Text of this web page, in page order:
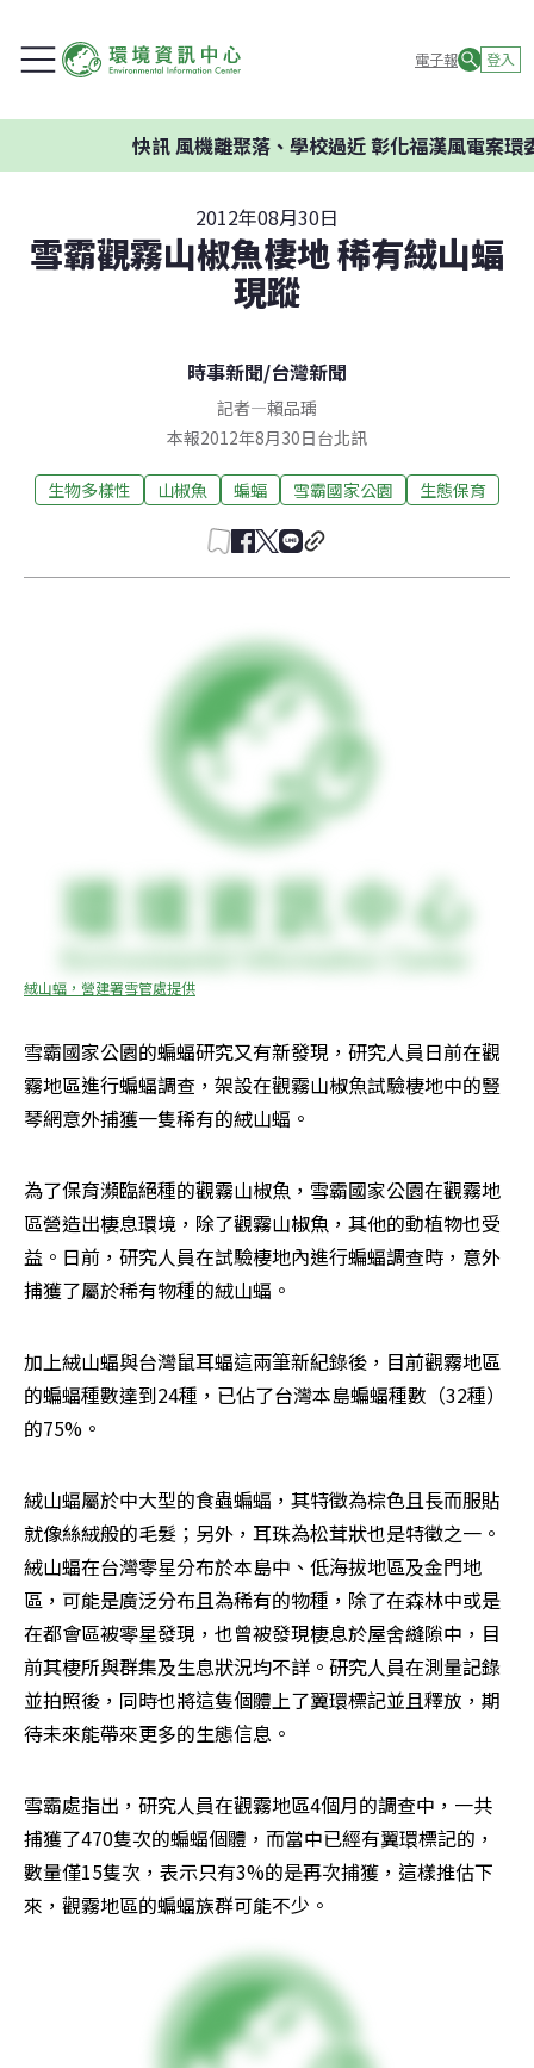
電子報 登入
快訊風機離聚落、學校過近 彰化福漢風電案環委
2012年08月30日
雪霸觀霧山椒魚棲地 稀有絨山蝠
現蹤
時事新聞/台灣新聞
記者—賴品瑀
本報2012年8月30日台北訊
生物多樣性 山椒魚 蝙蝠 雪霸國家公園 生態保育
絨山蝠，營建署雪管處提供
雪霸國家公園的蝙蝠研究又有新發現，研究人員日前在觀
霧地區進行蝙蝠調查，架設在觀霧山椒魚試驗棲地中的豎
琴網意外捕獲一隻稀有的絨山蝠。
為了保育瀕臨絕種的觀霧山椒魚，雪霸國家公園在觀霧地
區營造出棲息環境，除了觀霧山椒魚，其他的動植物也受
益。日前，研究人員在試驗棲地內進行蝙蝠調查時，意外
捕獲了屬於稀有物種的絨山蝠。
加上絨山蝠與台灣鼠耳蝠這兩筆新紀錄後，目前觀霧地區
的蝙蝠種數達到24種，已佔了台灣本島蝙蝠種數（32種）
的75%。
絨山蝠屬於中大型的食蟲蝙蝠，其特徵為棕色且長而服貼
就像絲絨般的毛髮；另外，耳珠為松茸狀也是特徵之一。
絨山蝠在台灣零星分布於本島中、低海拔地區及金門地
區，可能是廣泛分布且為稀有的物種，除了在森林中或是
在都會區被零星發現，也曾被發現棲息於屋舍縫隙中，目
前其棲所與群集及生息狀況均不詳。研究人員在測量記錄
並拍照後，同時也將這隻個體上了翼環標記並且釋放，期
待未來能帶來更多的生態信息。
雪霸處指出，研究人員在觀霧地區4個月的調查中，一共
捕獲了470隻次的蝙蝠個體，而當中已經有翼環標記的，
數量僅15隻次，表示只有3%的是再次捕獲，這樣推估下
來，觀霧地區的蝙蝠族群可能不少。